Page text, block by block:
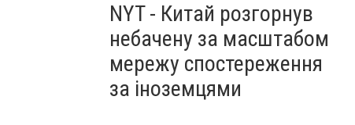
NYT - Китай розгорнув
небачену за масштабом
мережу спостереження
за іноземцями